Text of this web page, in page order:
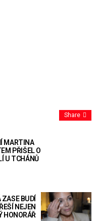
Share
MARTINA
PŘIŠEL O
U TCHÁNŮ
ZASE BUDÍ
NEJEN
HONORÁŘ